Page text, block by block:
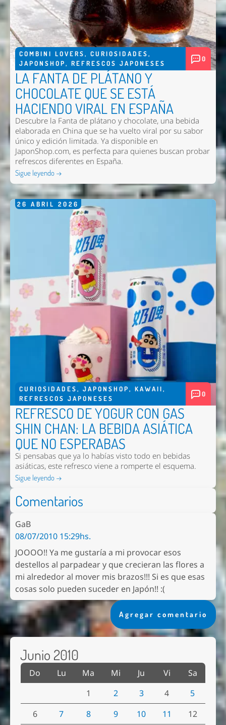
COMBINI LOVERS, CURIOSIDADES,
JAPONSHOP, REFRESCOS JAPONESES
0
LA FANTA DE PLÁTANO Y
CHOCOLATE QUE SE ESTÁ
HACIENDO VIRAL EN ESPAÑA
Descubre la Fanta de plátano y chocolate, una bebida
elaborada en China que se ha vuelto viral por su sabor
único y edición limitada. Ya disponible en
JaponShop.com, es perfecta para quienes buscan probar
refrescos diferentes en España.
Sigue leyendo →
26 ABRIL 2026
CURIOSIDADES, JAPONSHOP, KAWAII,
REFRESCOS JAPONESES
0
REFRESCO DE YOGUR CON GAS
SHIN CHAN: LA BEBIDA ASIÁTICA
QUE NO ESPERABAS
Si pensabas que ya lo habías visto todo en bebidas
asiáticas, este refresco viene a romperte el esquema.
Sigue leyendo →
Comentarios
GaB
08/07/2010 15:29hs.
JOOOO!! Ya me gustaría a mi provocar esos
destellos al parpadear y que crecieran las flores a
mi alrededor al mover mis brazos!!! Si es que esas
cosas solo pueden suceder en Japón!! :(
Agregar comentario
Junio 2010
Do Lu Ma Mi Ju Vi
Sa
1
2 3 4
5
6
7 8 9 10 11 12
Nombre *
Email *
Comentario *
Enviar